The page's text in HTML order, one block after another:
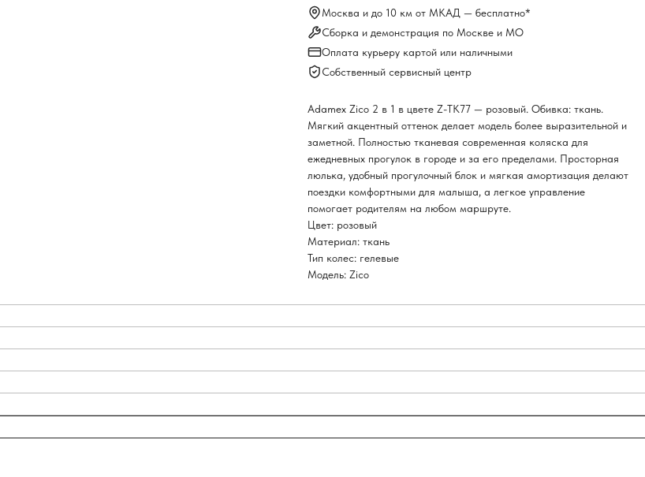
Москва и до 10 км от МКАД — бесплатно*
Сборка и демонстрация по Москве и МО
Оплата курьеру картой или наличными
Собственный сервисный центр
Adamex Zico 2 в 1 в цвете Z-TK77 — розовый. Обивка: ткань.
Мягкий акцентный оттенок делает модель более выразительной и
заметной. Полностью тканевая современная коляска для
ежедневных прогулок в городе и за его пределами. Просторная
люлька, удобный прогулочный блок и мягкая амортизация делают
поездки комфортными для малыша, а легкое управление
помогает родителям на любом маршруте.
Цвет: розовый
Материал: ткань
Тип колес: гелевые
Модель: Zico